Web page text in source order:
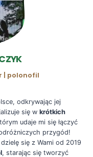
| polonofil
odkrywając jej
się w krótkich
udaje mi się łączyć
przygód!
się z Wami od 2019
, starając się tworzyć